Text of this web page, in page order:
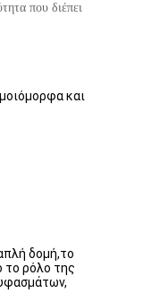
που διέπει
και
δομή,το
το ρόλο της